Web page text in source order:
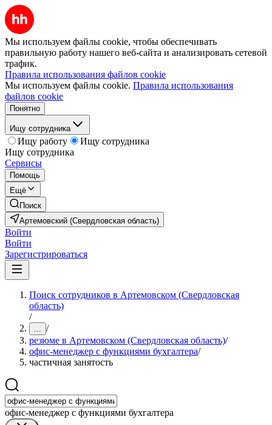
Мы используем файлы cookie, чтобы обеспечивать
правильную работу нашего веб-сайта и анализировать сетевой
трафик.
Правила использования файлов cookie
Мы используем файлы cookie. Правила использования
файлов cookie
Понятно
Ищу сотрудника
Ищу работу
Ищу сотрудника
Ищу сотрудника
Сервисы
Помощь
Ещё
Поиск
Артемовский (Свердловская область)
Войти
Войти
Зарегистрироваться
Поиск сотрудников в Артемовском (Свердловская
область)
/
... /
резюме в Артемовском (Свердловская область)/
офис-менеджер с функциями бухгалтера/
частичная занятость
офис-менеджер с функциями бухгалтера